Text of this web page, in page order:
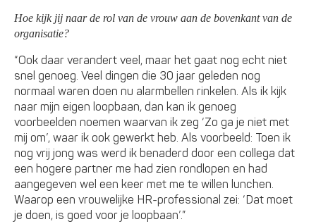
Hoe kijk jij naar de rol van de vrouw aan de bovenkant van de
organisatie?
“Ook daar verandert veel, maar het gaat nog echt niet
snel genoeg. Veel dingen die 30 jaar geleden nog
normaal waren doen nu alarmbellen rinkelen. Als ik kijk
naar mijn eigen loopbaan, dan kan ik genoeg
voorbeelden noemen waarvan ik zeg ‘Zo ga je niet met
mij om’, waar ik ook gewerkt heb. Als voorbeeld: Toen ik
nog vrij jong was werd ik benaderd door een collega dat
een hogere partner me had zien rondlopen en had
aangegeven wel een keer met me te willen lunchen.
Waarop een vrouwelijke HR-professional zei: ‘Dat moet
je doen, is goed voor je loopbaan’.”